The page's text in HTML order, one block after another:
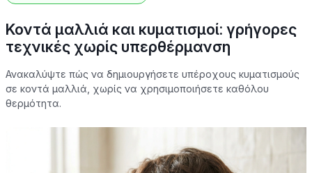
Κοντά μαλλιά και κυματισμοί: γρήγορες
τεχνικές χωρίς υπερθέρμανση
Ανακαλύψτε πώς να δημιουργήσετε υπέροχους κυματισμούς
σε κοντά μαλλιά, χωρίς να χρησιμοποιήσετε καθόλου
θερμότητα.